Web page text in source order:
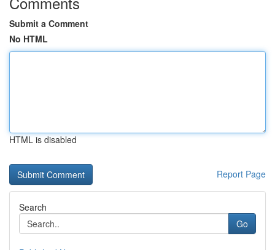
Submit a Comment
No HTML
HTML is disabled
Report Page
Search
Go